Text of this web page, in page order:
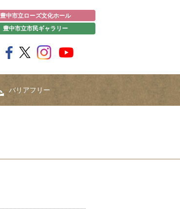
豊中市立ローズ文化ホール
豊中市立市民ギャラリー
バリアフリー